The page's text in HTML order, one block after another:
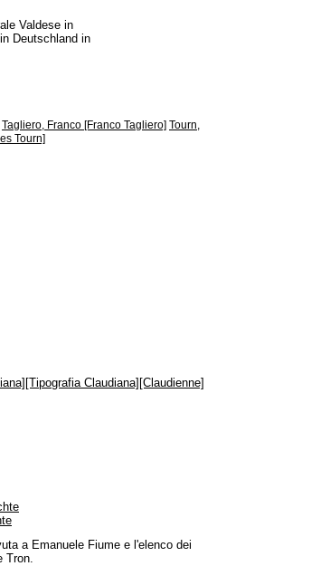
Valdese in
Deutschland in
Tagliero, Franco [Franco Tagliero] Tourn,
Tourn]
Claudiana][Claudienne]
a Emanuele Fiume e l'elenco dei
Tron.